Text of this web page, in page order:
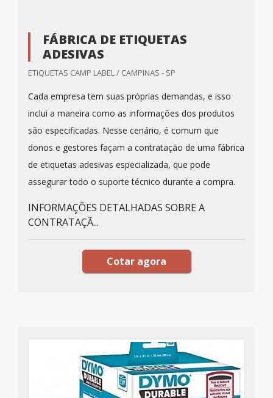
FÁBRICA DE ETIQUETAS
ADESIVAS
ETIQUETAS CAMP LABEL / CAMPINAS - SP
Cada empresa tem suas próprias demandas, e isso
inclui a maneira como as informações dos produtos
são especificadas. Nesse cenário, é comum que
donos e gestores façam a contratação de uma fábrica
de etiquetas adesivas especializada, que pode
assegurar todo o suporte técnico durante a compra.
INFORMAÇÕES DETALHADAS SOBRE A
CONTRATAÇÃ...
Cotar agora